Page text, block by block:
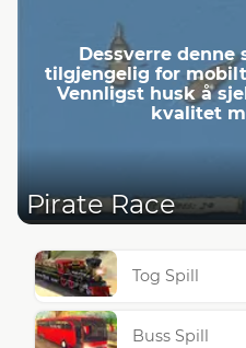
Dessverre denne
tilgjengelig for
Vennligst husk å
kvalitet
Pirate Race
Tog Spill
Buss Spill